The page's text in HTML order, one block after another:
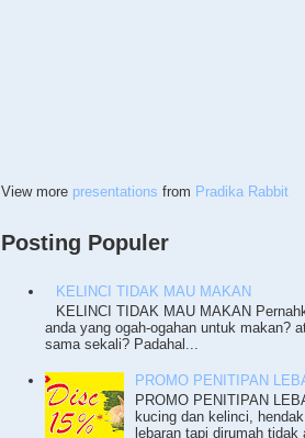
View more presentations from Pradika Rabbit
Posting Populer
KELINCI TIDAK MAU MAKAN
KELINCI TIDAK MAU MAKAN
anda yang ogah-ogahan untuk makan?
sama sekali? Padahal...
PROMO PENITIPAN
PROMO PENITIPAN
kucing dan kelinci,
lebaran tapi dirumah tidak